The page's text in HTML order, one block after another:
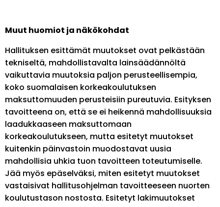
Muut huomiot ja näkökohdat
Hallituksen esittämät muutokset ovat pelkästään
tekniseltä, mahdollistavalta lainsäädännöltä
vaikuttavia muutoksia paljon perusteellisempia,
koko suomalaisen korkeakoulutuksen
maksuttomuuden perusteisiin pureutuvia. Esityksen
tavoitteena on, että se ei heikennä mahdollisuuksia
laadukkaaseen maksuttomaan
korkeakoulutukseen, mutta esitetyt muutokset
kuitenkin päinvastoin muodostavat uusia
mahdollisia uhkia tuon tavoitteen toteutumiselle.
Jää myös epäselväksi, miten esitetyt muutokset
vastaisivat hallitusohjelman tavoitteeseen nuorten
koulutustason nostosta. Esitetyt lakimuutokset